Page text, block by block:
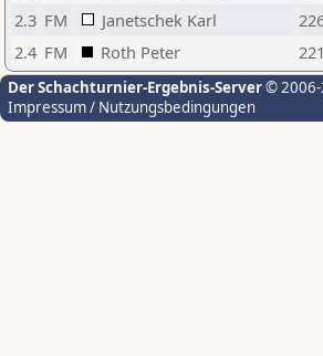
2.3 FM Janetschek Karl
2.4 FM Roth Peter
Der Schachturnier-Ergebnis-Server© 2006-
Impressum / Nutzungsbedingungen